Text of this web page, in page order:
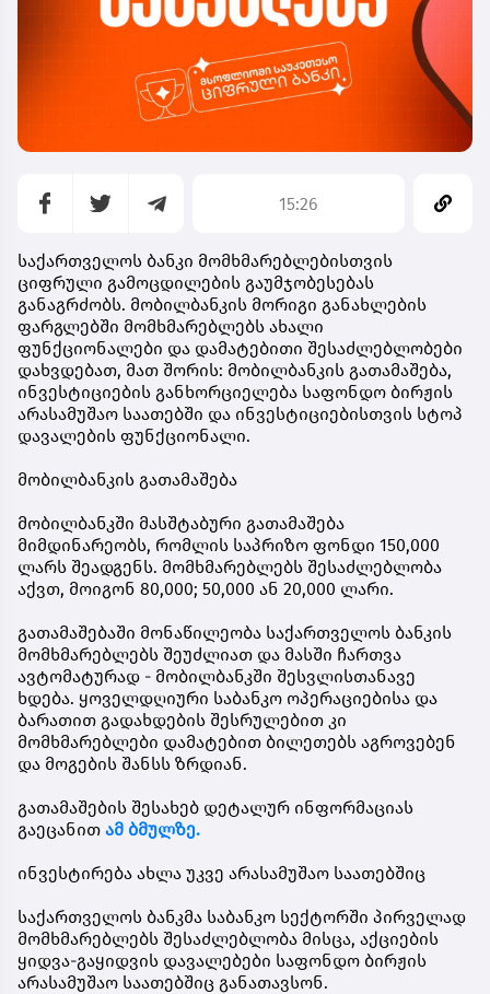
15:26
საქართველოს ბანკი მომხმარებლებისთვის
ციფრული გამოცდილების გაუმჯობესებას
განაგრძობს. მობილბანკის მორიგი განახლების
ფარგლებში მომხმარებლებს ახალი
ფუნქციონალები და დამატებითი შესაძლებლობები
დახვდებათ, მათ შორის: მობილბანკის გათამაშება,
ინვესტიციების განხორციელება საფონდო ბირჟის
არასამუშაო საათებში და ინვესტიციებისთვის სტოპ
დავალების ფუნქციონალი.
მობილბანკის გათამაშება
მობილბანკში მასშტაბური გათამაშება
მიმდინარეობს, რომლის საპრიზო ფონდი 150,000
ლარს შეადგენს. მომხმარებლებს შესაძლებლობა
აქვთ, მოიგონ 80,000; 50,000 ან 20,000 ლარი.
გათამაშებაში მონაწილეობა საქართველოს ბანკის
მომხმარებლებს შეუძლიათ და მასში ჩართვა
ავტომატურად - მობილბანკში შესვლისთანავე
ხდება. ყოველდღიური საბანკო ოპერაციებისა და
ბარათით გადახდების შესრულებით კი
მომხმარებლები დამატებით ბილეთებს აგროვებენ
და მოგების შანსს ზრდიან.
გათამაშების შესახებ დეტალურ ინფორმაციას
გაეცანით ამ ბმულზე.
ინვესტირება ახლა უკვე არასამუშაო საათებშიც
საქართველოს ბანკმა საბანკო სექტორში პირველად
მომხმარებლებს შესაძლებლობა მისცა, აქციების
ყიდვა-გაყიდვის დავალებები საფონდო ბირჟის
არასამუშაო საათებშიც განათავსონ.